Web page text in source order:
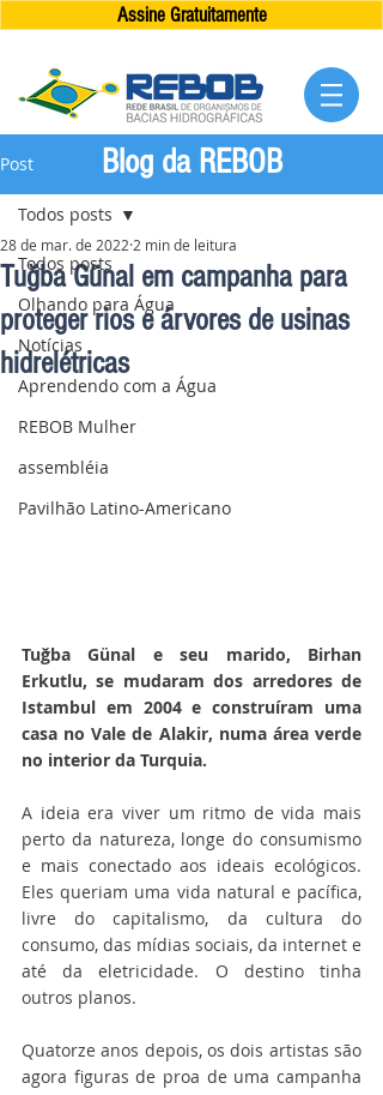
Assine Gratuitamente
Post
Todos posts
Olhando para Água
Notícias
Aprendendo com a Água
REBOB Mulher
assembléia
Pavilhão Latino-Americano
Todos posts
Tuğba Günal em campanha para
proteger rios e árvores de usinas
hidrelétricas
28 de mar. de 2022 2 min de leitura
Tuğba Günal e seu marido, Birhan
Erkutlu, se mudaram dos arredores de
Istambul em 2004 e construíram uma
casa no Vale de Alakir, numa área verde
no interior da Turquia.
A ideia era viver um ritmo de vida mais
perto da natureza, longe do consumismo
e mais conectado aos ideais ecológicos.
Eles queriam uma vida natural e pacífica,
livre do capitalismo, da cultura do
consumo, das mídias sociais, da internet e
até da eletricidade. O destino tinha
outros planos.
Quatorze anos depois, os dois artistas são
agora figuras de proa de uma campanha
Blog da REBOB